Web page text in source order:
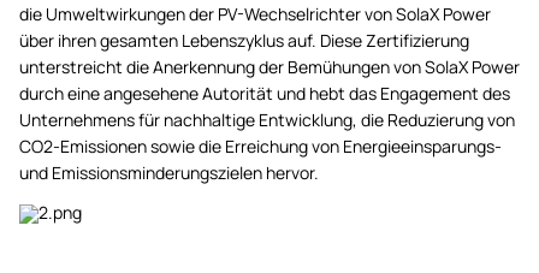
die Umweltwirkungen der PV-Wechselrichter von SolaX Power
über ihren gesamten Lebenszyklus auf. Diese Zertifizierung
unterstreicht die Anerkennung der Bemühungen von SolaX Power
durch eine angesehene Autorität und hebt das Engagement des
Unternehmens für nachhaltige Entwicklung, die Reduzierung von
CO2-Emissionen sowie die Erreichung von Energieeinsparungs-
und Emissionsminderungszielen hervor.